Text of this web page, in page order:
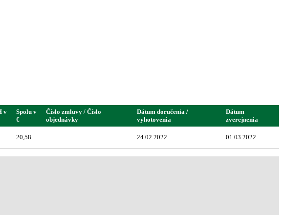
v
Spolu v
€
Číslo zmluvy / Číslo
objednávky
Dátum doručenia /
vyhotovenia
Dátum
zverejnenia
20,58 24.02.2022 01.03.2022